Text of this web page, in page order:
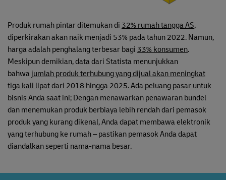
Produk rumah pintar ditemukan di 32% rumah tangga AS,
diperkirakan akan naik menjadi 53% pada tahun 2022. Namun,
harga adalah penghalang terbesar bagi 33% konsumen.
Meskipun demikian, data dari Statista menunjukkan
bahwa jumlah produk terhubung yang dijual akan meningkat
tiga kali lipatdari 2018 hingga 2025. Ada peluang pasar untuk
bisnis Anda saat ini; Dengan menawarkan penawaran bundel
dan menemukan produk berbiaya lebih rendah dari pemasok
produk yang kurang dikenal, Anda dapat membawa elektronik
yang terhubung ke rumah – pastikan pemasok Anda dapat
diandalkan seperti nama-nama besar.